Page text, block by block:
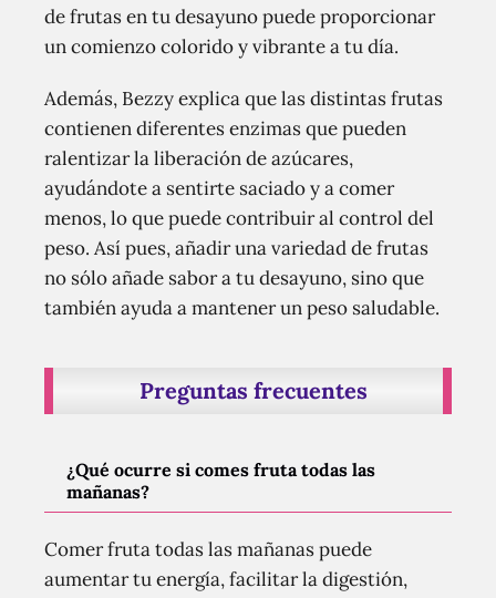
de frutas en tu desayuno puede proporcionar
un comienzo colorido y vibrante a tu día.
Además, Bezzy explica que las distintas frutas
contienen diferentes enzimas que pueden
ralentizar la liberación de azúcares,
ayudándote a sentirte saciado y a comer
menos, lo que puede contribuir al control del
peso. Así pues, añadir una variedad de frutas
no sólo añade sabor a tu desayuno, sino que
también ayuda a mantener un peso saludable.
Preguntas frecuentes
¿Qué ocurre si comes fruta todas las
mañanas?
Comer fruta todas las mañanas puede
aumentar tu energía, facilitar la digestión,